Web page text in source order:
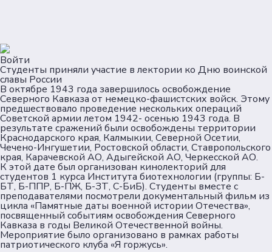
Войти
Студенты приняли участие в лектории ко Дню воинской
славы России
В октябре 1943 года завершилось освобождение
Северного Кавказа от немецко-фашистских войск. Этому
предшествовало проведение нескольких операций
Советской армии летом 1942- осенью 1943 года. В
результате сражений были освобождены территории
Краснодарского края, Калмыкии, Северной Осетии,
Чечено-Ингушетии, Ростовской области, Ставропольского
края, Карачевской АО, Адыгейской АО, Черкесской АО.
К этой дате был организован кинолекторий для
студентов 1 курса Института биотехнологии (группы: Б-
БТ, Б-ППР, Б-ПЖ, Б-ЗТ, С-БиБ). Студенты вместе с
преподавателями посмотрели документальный фильм из
цикла «Памятные даты военной истории Отечества»,
посвященный событиям освобождения Северного
Кавказа в годы Великой Отечественной войны.
Мероприятие было организовано в рамках работы
патриотического клуба «Я горжусь».